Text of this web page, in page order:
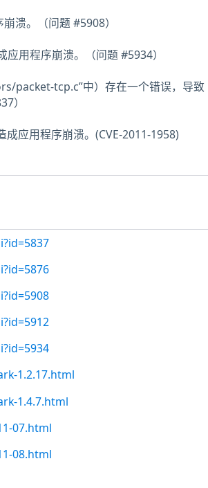
溃。（问题 #5908）
用程序崩溃。（问题 #5934）
packet-tcp.c”中）存在一个错误，导致
）
应用程序崩溃。(CVE-2011-1958)
1.2.17.html
1.4.7.html
07.html
08.html